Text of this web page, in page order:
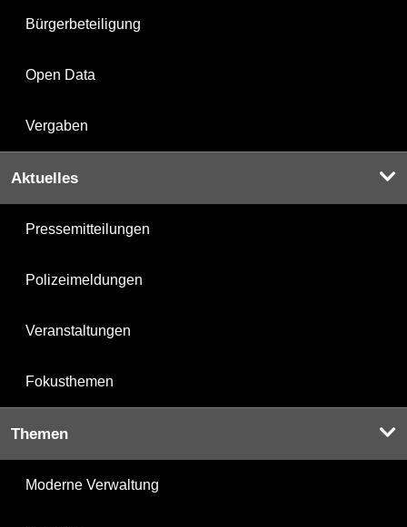
Bürgerbeteiligung
Open Data
Vergaben
Aktuelles
Pressemitteilungen
Polizeimeldungen
Veranstaltungen
Fokusthemen
Themen
Moderne Verwaltung